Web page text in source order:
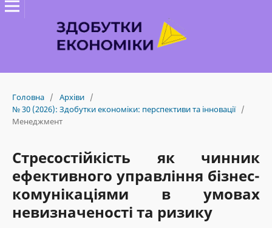
Головна / Архіви /
№ 30 (2026): Здобутки економіки: перспективи та інновації /
Менеджмент
Стресостійкість як чинник
ефективного управління бізнес-
комунікаціями в умовах
невизначеності та ризику